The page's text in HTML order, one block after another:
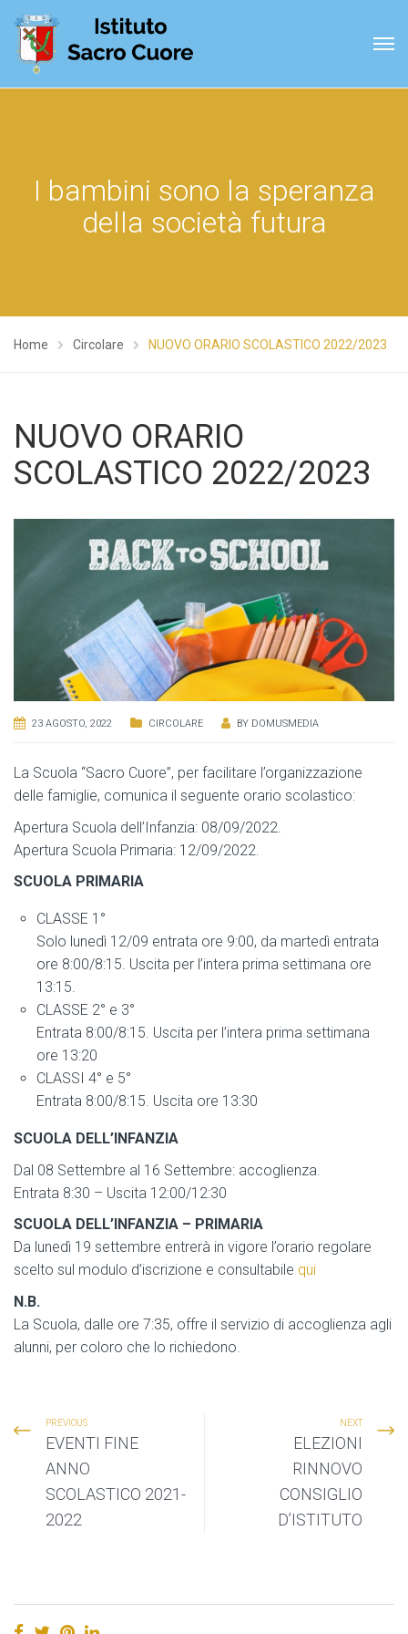
I bambini sono la speranza
della società futura
Home Circolare NUOVO ORARIO SCOLASTICO 2022/2023
NUOVO ORARIO
SCOLASTICO 2022/2023
23 AGOSTO, 2022 CIRCOLARE BY DOMUSMEDIA
La Scuola “Sacro Cuore”, per facilitare l’organizzazione
delle famiglie, comunica il seguente orario scolastico:
Apertura Scuola dell’Infanzia: 08/09/2022.
Apertura Scuola Primaria: 12/09/2022.
SCUOLA PRIMARIA
CLASSE 1°
Solo lunedì 12/09 entrata ore 9:00, da martedì entrata
ore 8:00/8:15. Uscita per l’intera prima settimana ore
13:15.
CLASSE 2° e 3°
Entrata 8:00/8:15. Uscita per l’intera prima settimana
ore 13:20
CLASSI 4° e 5°
Entrata 8:00/8:15. Uscita ore 13:30
SCUOLA DELL’INFANZIA
Dal 08 Settembre al 16 Settembre: accoglienza.
Entrata 8:30 – Uscita 12:00/12:30
SCUOLA DELL’INFANZIA – PRIMARIA
Da lunedì 19 settembre entrerà in vigore l’orario regolare
scelto sul modulo d’iscrizione e consultabile qui
N.B.
La Scuola, dalle ore 7:35, offre il servizio di accoglienza agli
alunni, per coloro che lo richiedono.
PREVIOUS
EVENTI FINE
ANNO
SCOLASTICO 2021-
2022
NEXT
ELEZIONI
RINNOVO
CONSIGLIO
D’ISTITUTO